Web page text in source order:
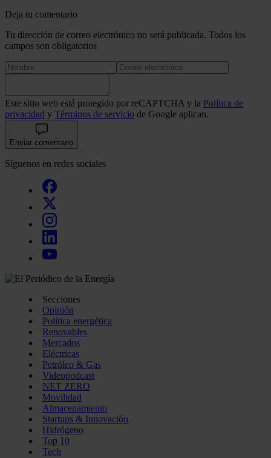
Deja tu comentario
Tu dirección de correo electrónico no será publicada. Todos los
campos son obligatorios
Este sitio web está protegido por reCAPTCHA y la Política de
privacidad y Términos de servicio de Google aplican.
Enviar comentario
Síguenos en redes sociales
Secciones
Opinión
Política energética
Renovables
Mercados
Eléctricas
Petróleo & Gas
Videopodcast
NET ZERO
Movilidad
Almacenamiento
Startups & Innovación
Hidrógeno
Top 10
Tech